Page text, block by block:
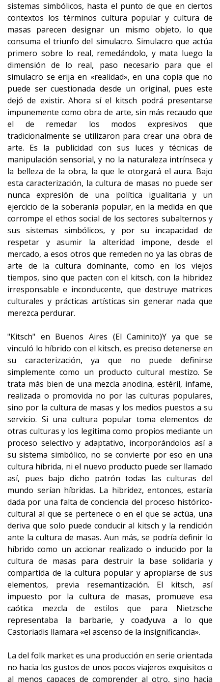
sistemas simbólicos, hasta el punto de que en ciertos
contextos los términos cultura popular y cultura de
masas parecen designar un mismo objeto, lo que
consuma el triunfo del simulacro. Simulacro que actúa
primero sobre lo real, remedándolo, y mata luego la
dimensión de lo real, paso necesario para que el
simulacro se erija en «realidad», en una copia que no
puede ser cuestionada desde un original, pues este
dejó de existir. Ahora sí el kitsch podrá presentarse
impunemente como obra de arte, sin más recaudo que
el de remedar los modos expresivos que
tradicionalmente se utilizaron para crear una obra de
arte. Es la publicidad con sus luces y técnicas de
manipulación sensorial, y no la naturaleza intrínseca y
la belleza de la obra, la que le otorgará el aura. Bajo
esta caracterización, la cultura de masas no puede ser
nunca expresión de una política igualitaria y un
ejercicio de la soberanía popular, en la medida en que
corrompe el ethos social de los sectores subalternos y
sus sistemas simbólicos, y por su incapacidad de
respetar y asumir la alteridad impone, desde el
mercado, a esos otros que remeden no ya las obras de
arte de la cultura dominante, como en los viejos
tiempos, sino que pacten con el kitsch, con la hibridez
irresponsable e inconducente, que destruye matrices
culturales y prácticas artísticas sin generar nada que
merezca perdurar.
"Kitsch" en Buenos Aires (El Caminito)Y ya que se
vinculó lo híbrido con el kitsch, es preciso detenerse en
su caracterización, ya que no puede definirse
simplemente como un producto cultural mestizo. Se
trata más bien de una mezcla anodina, estéril, infame,
realizada o promovida no por las culturas populares,
sino por la cultura de masas y los medios puestos a su
servicio. Si una cultura popular toma elementos de
otras culturas y los legitima como propios mediante un
proceso selectivo y adaptativo, incorporándolos así a
su sistema simbólico, no se convierte por eso en una
cultura híbrida, ni el nuevo producto puede ser llamado
así, pues bajo dicho patrón todas las culturas del
mundo serían híbridas. La hibridez, entonces, estaría
dada por una falta de conciencia del proceso histórico-
cultural al que se pertenece o en el que se actúa, una
deriva que solo puede conducir al kitsch y la rendición
ante la cultura de masas. Aun más, se podría definir lo
híbrido como un accionar realizado o inducido por la
cultura de masas para destruir la base solidaria y
compartida de la cultura popular y apropiarse de sus
elementos, previa resemantización. El kitsch, así
impuesto por la cultura de masas, promueve esa
caótica mezcla de estilos que para Nietzsche
representaba la barbarie, y coadyuva a lo que
Castoriadis llamara «el ascenso de la insignificancia».
La del folk market es una producción en serie orientada
no hacia los gustos de unos pocos viajeros exquisitos o
al menos capaces de comprender al otro, sino hacia